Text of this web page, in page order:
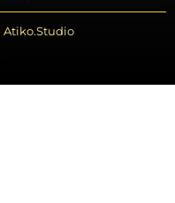
Atiko.Studio